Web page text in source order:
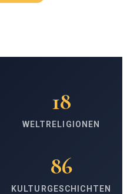
18
WELTRELIGIONEN
86
KULTURGESCHICHTEN